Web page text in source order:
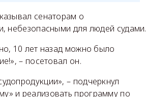
сенаторам о
небезопасными для людей судами.
10 лет назад можно было
– посетовал он.
– подчеркнул
и реализовать программу по